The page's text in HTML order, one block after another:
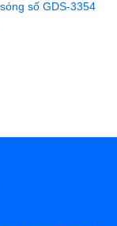
số GDS-3354